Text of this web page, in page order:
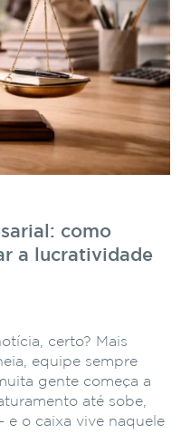
como
a lucratividade
certo? Mais
equipe sempre
gente começa a
até sobe,
e o caixa vive naquele